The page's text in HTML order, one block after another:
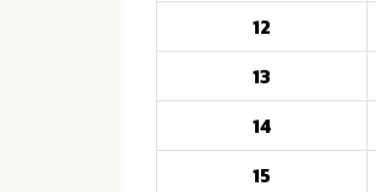
12
13
14
15